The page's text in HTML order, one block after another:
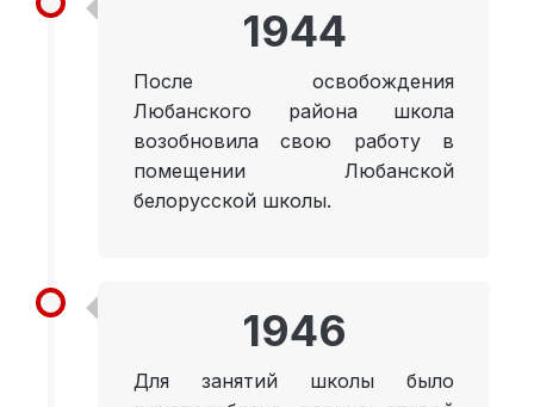
1944
После освобождения
Любанского района школа
возобновила свою работу в
помещении Любанской
белорусской школы.
1946
Для занятий школы было